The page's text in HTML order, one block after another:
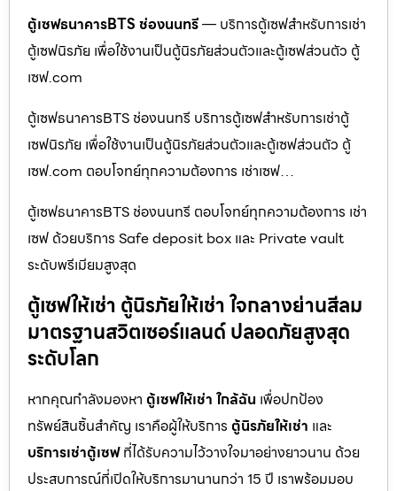
ตู้เซฟธนาคารBTS ช่องนนทรี— บริการตู้เซฟสำหรับการเช่า
ตู้เซฟนิรภัย เพื่อใช้งานเป็นตู้นิรภัยส่วนตัวและตู้เซฟส่วนตัว ตู้
เซฟ.com
ตู้เซฟธนาคารBTS ช่องนนทรี บริการตู้เซฟสำหรับการเช่าตู้
เซฟนิรภัย เพื่อใช้งานเป็นตู้นิรภัยส่วนตัวและตู้เซฟส่วนตัว ตู้
เซฟ.com ตอบโจทย์ทุกความต้องการ เช่าเซฟ…
ตู้เซฟธนาคารBTS ช่องนนทรี ตอบโจทย์ทุกความต้องการ เช่า
เซฟ ด้วยบริการ Safe deposit box และ Private vault
ระดับพรีเมียมสูงสุด
ตู้เซฟให้เช่า ตู้นิรภัยให้เช่า ใจกลางย่านสีลม
มาตรฐานสวิตเซอร์แลนด์ ปลอดภัยสูงสุด
ระดับโลก
หากคุณกำลังมองหา ตู้เซฟให้เช่า ใกล้ฉัน เพื่อปกป้อง
ทรัพย์สินชิ้นสำคัญ เราคือผู้ให้บริการ ตู้นิรภัยให้เช่า และ
บริการเช่าตู้เซฟที่ได้รับความไว้วางใจมาอย่างยาวนาน ด้วย
ประสบการณ์ที่เปิดให้บริการมานานกว่า 15 ปี เราพร้อมมอบ